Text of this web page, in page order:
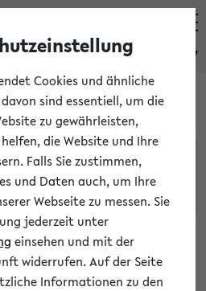
eKVV
Räume
Raumvergabe
bielefeld.de
oder suchen Sie nach
Cookies und ähnliche
sind essentiell, um die
zu gewährleisten,
die Website und Ihre
Falls Sie zustimmen,
und Daten auch, um Ihre
Webseite zu messen. Sie
jederzeit unter
einsehen und mit der
widerrufen. Auf der Seite
Informationen zu den